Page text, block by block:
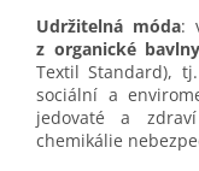
Udržitelná móda:
z organické
Textil Standard),
sociální a
jedovaté a
chemikálie